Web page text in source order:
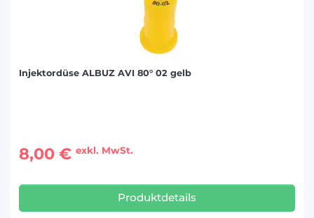
Injektordüse ALBUZ AVI 80° 02 gelb
8,00 € exkl. MwSt.
Produktdetails